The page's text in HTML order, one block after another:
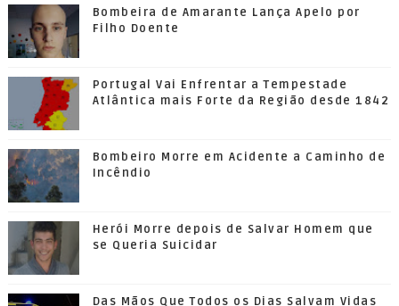
Bombeira de Amarante Lança Apelo por
Filho Doente
Portugal Vai Enfrentar a Tempestade
Atlântica mais Forte da Região desde 1842
Bombeiro Morre em Acidente a Caminho de
Incêndio
Herói Morre depois de Salvar Homem que
se Queria Suicidar
Das Mãos Que Todos os Dias Salvam Vidas